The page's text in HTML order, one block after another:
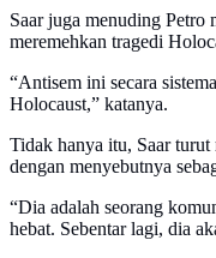
Saar juga menuding
meremehkan tragedi
“Antisem ini secara
Holocaust,” katanya.
Tidak hanya itu, Saar
dengan menyebutnya
“Dia adalah seorang
hebat. Sebentar lagi, dia